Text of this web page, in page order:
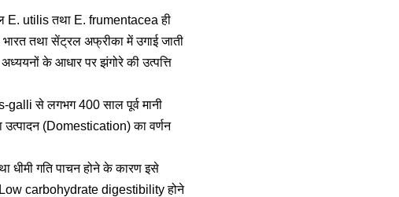
E. utilis तथा E. frumentacea ही
तथा सेंट्रल अफ्रीका में उगाई जाती
के आधार पर झंगोरे की उत्पत्ति
galli से लगभग 400 साल पूर्व मानी
(Domestication) का वर्णन
धीमी गति पाचन होने के कारण इसे
Low carbohydrate digestibility होने